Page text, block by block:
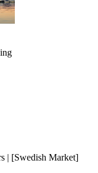
| [Swedish Market]